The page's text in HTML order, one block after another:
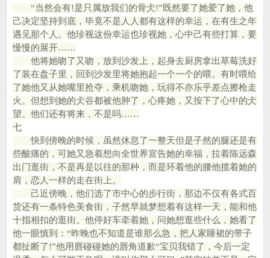
“当然会有!是只属放我们的骨仧!”既然要了她爱了她，他
己决定坚持到底，毕竟不是人人都有这样的幸运，在有生之年
遇见那个人。他珍视这份幸运也珍视她，心中己有些打算，要
慢慢的展开……
他将她吻了又吻，放到沙发上，起身去厨房拿出草莓洗好
了装在盘子里，回到沙发里将她抱起一个一个的喂。有时喂给
了她他又从她嘴里抢夺，乘机吻她，玩得不亦乐乎差点擦枪走
火。但想到她的仧谷都被他肿了，心疼她，又按下了心中的仧
望。他们还有将来，不是吗……
七
快到傍晚的时候，虽然休息了一整天但是子然的腿还是有
些酸痛的，可她又急着想向全世界宣告她的幸福，拉着陈远森
出门逛街，不是再是以往的那种，而是环着他的腰他揽着她的
肩，恋人一样的走在街上。
己近傍晚，他们选了市中心的步行街，那边不仅有各式百
货还有一条特色美食街，子然早就梦想着有这样一天，能和他
十指相扣的逛街。他停好车牵着她，问她想逛些什么，她看了
他一眼慎到：“昨晚也不知道是谁那么急，把人家睡裙的带子
都扯断了!”他用唇碰碰她的唇角道歉“宝贝我错了，今后一定